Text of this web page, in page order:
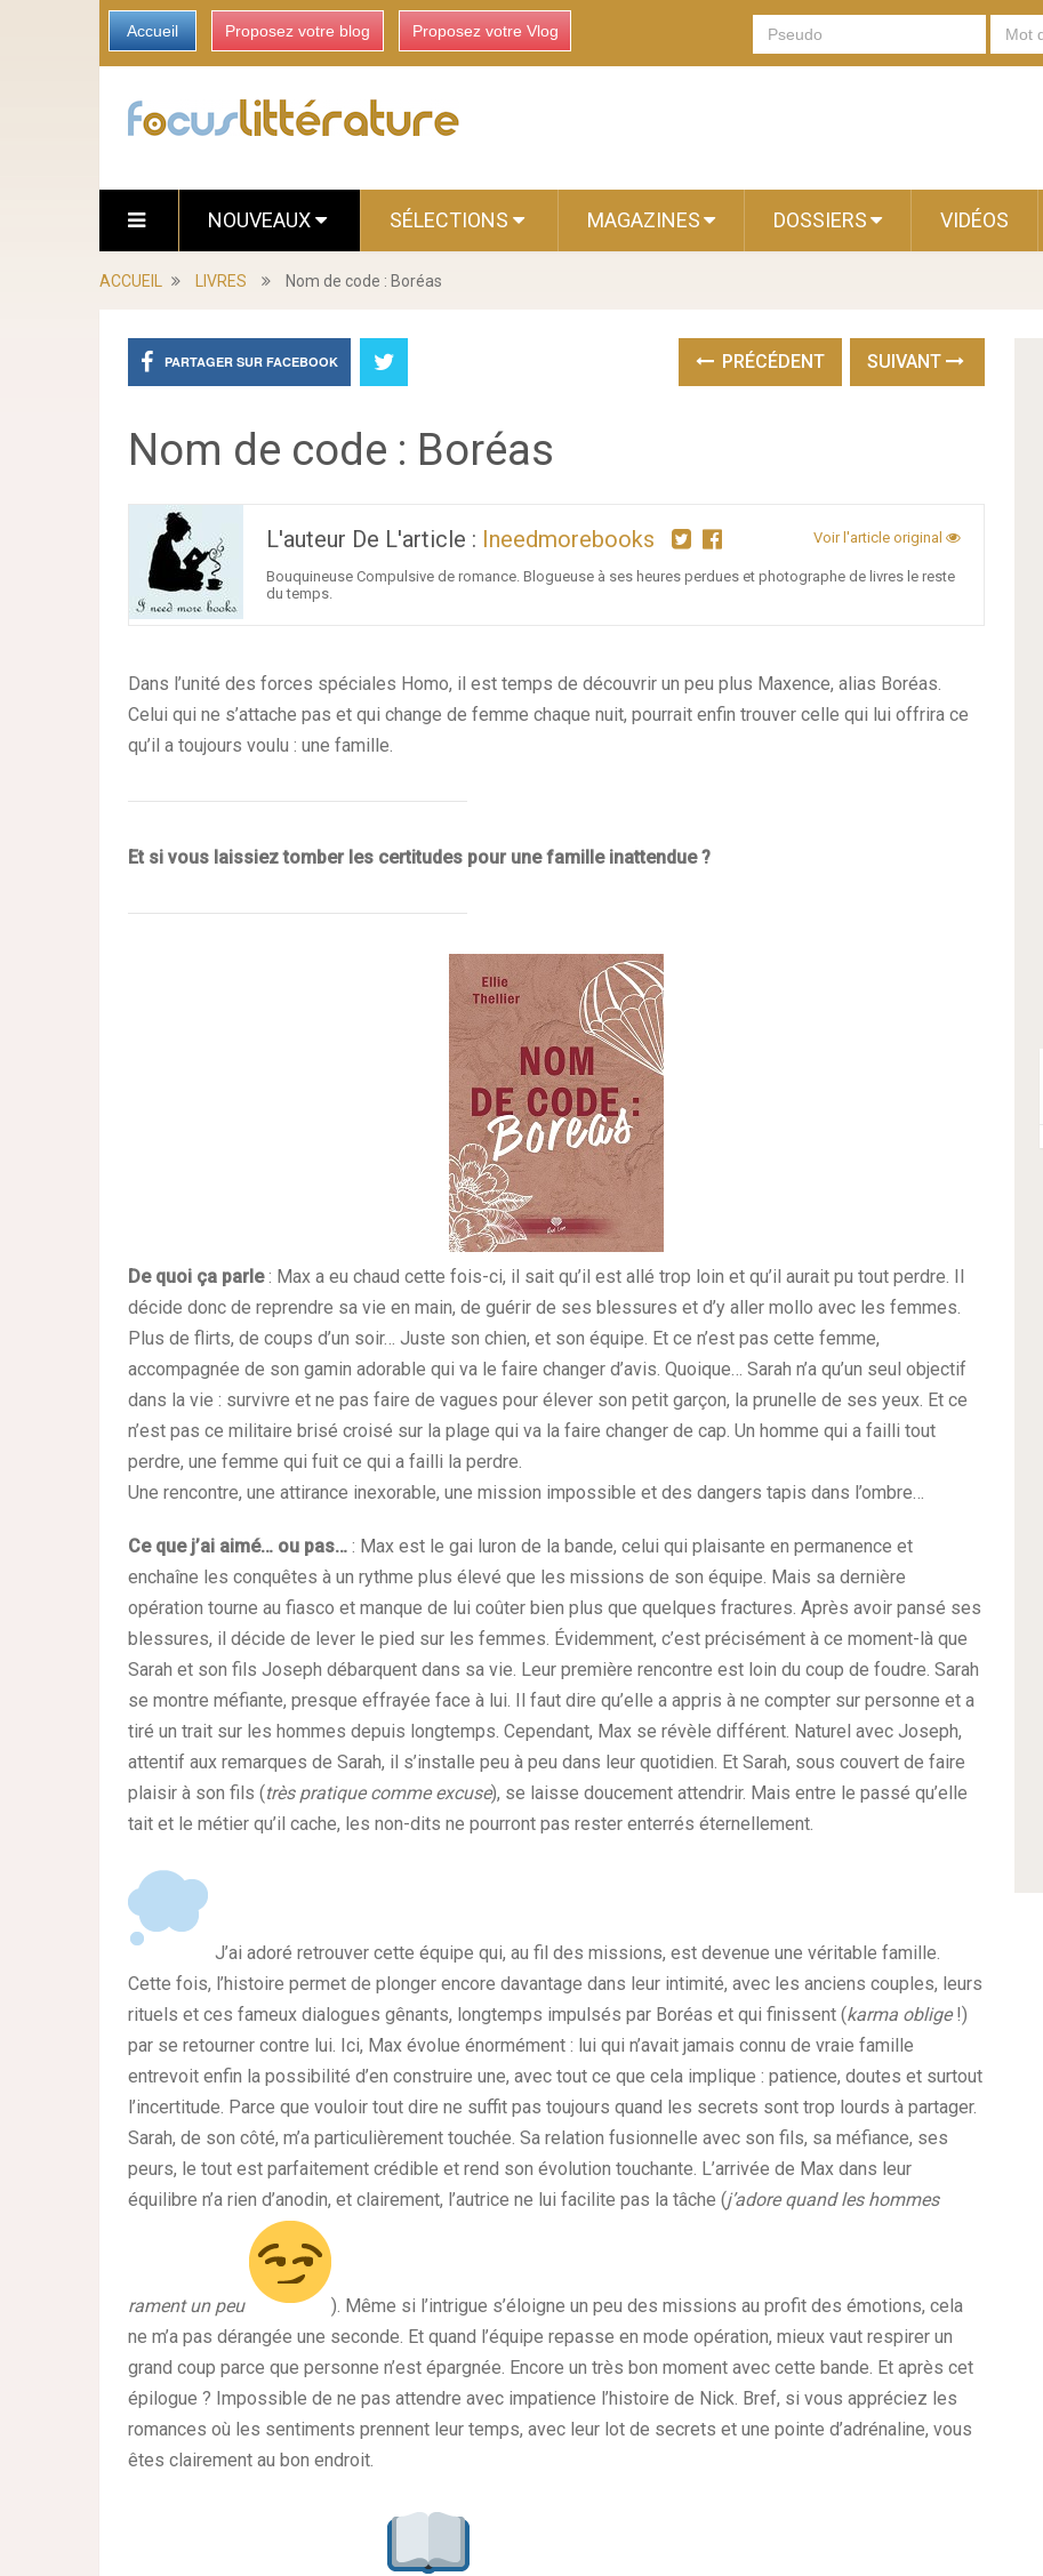
Accueil Proposez votre blog Proposez votre Vlog
NOUVEAUX SÉLECTIONS MAGAZINES DOSSIERS VIDÉOS
ACCUEIL LIVRES Nom de code : Boréas
PARTAGER SUR FACEBOOK PRÉCÉDENT SUIVANT
Nom de code : Boréas
L'auteur De L'article : Ineedmorebooks Voir l'article original
Bouquineuse Compulsive de romance. Blogueuse à ses heures perdues et photographe de livres le reste
du temps.
Dans l’unité des forces spéciales Homo, il est temps de découvrir un peu plus Maxence, alias Boréas.
Celui qui ne s’attache pas et qui change de femme chaque nuit, pourrait enfin trouver celle qui lui offrira ce
qu’il a toujours voulu : une famille.
Et si vous laissiez tomber les certitudes pour une famille inattendue ?
De quoi ça parle: Max a eu chaud cette fois-ci, il sait qu’il est allé trop loin et qu’il aurait pu tout perdre. Il
décide donc de reprendre sa vie en main, de guérir de ses blessures et d’y aller mollo avec les femmes.
Plus de flirts, de coups d’un soir… Juste son chien, et son équipe. Et ce n’est pas cette femme,
accompagnée de son gamin adorable qui va le faire changer d’avis. Quoique… Sarah n’a qu’un seul objectif
dans la vie : survivre et ne pas faire de vagues pour élever son petit garçon, la prunelle de ses yeux. Et ce
n’est pas ce militaire brisé croisé sur la plage qui va la faire changer de cap. Un homme qui a failli tout
perdre, une femme qui fuit ce qui a failli la perdre.
Une rencontre, une attirance inexorable, une mission impossible et des dangers tapis dans l’ombre…
Ce que j’ai aimé… ou pas… : Max est le gai luron de la bande, celui qui plaisante en permanence et
enchaîne les conquêtes à un rythme plus élevé que les missions de son équipe. Mais sa dernière
opération tourne au fiasco et manque de lui coûter bien plus que quelques fractures. Après avoir pansé ses
blessures, il décide de lever le pied sur les femmes. Évidemment, c’est précisément à ce moment-là que
Sarah et son fils Joseph débarquent dans sa vie. Leur première rencontre est loin du coup de foudre. Sarah
se montre méfiante, presque effrayée face à lui. Il faut dire qu’elle a appris à ne compter sur personne et a
tiré un trait sur les hommes depuis longtemps. Cependant, Max se révèle différent. Naturel avec Joseph,
attentif aux remarques de Sarah, il s’installe peu à peu dans leur quotidien. Et Sarah, sous couvert de faire
plaisir à son fils (très pratique comme excuse), se laisse doucement attendrir. Mais entre le passé qu’elle
tait et le métier qu’il cache, les non-dits ne pourront pas rester enterrés éternellement.
J’ai adoré retrouver cette équipe qui, au fil des missions, est devenue une véritable famille.
Cette fois, l’histoire permet de plonger encore davantage dans leur intimité, avec les anciens couples, leurs
rituels et ces fameux dialogues gênants, longtemps impulsés par Boréas et qui finissent (karma oblige!)
par se retourner contre lui. Ici, Max évolue énormément : lui qui n’avait jamais connu de vraie famille
entrevoit enfin la possibilité d’en construire une, avec tout ce que cela implique : patience, doutes et surtout
l’incertitude. Parce que vouloir tout dire ne suffit pas toujours quand les secrets sont trop lourds à partager.
Sarah, de son côté, m’a particulièrement touchée. Sa relation fusionnelle avec son fils, sa méfiance, ses
peurs, le tout est parfaitement crédible et rend son évolution touchante. L’arrivée de Max dans leur
équilibre n’a rien d’anodin, et clairement, l’autrice ne lui facilite pas la tâche (j’adore quand les hommes
rament un peu
). Même si l’intrigue s’éloigne un peu des missions au profit des émotions, cela
ne m’a pas dérangée une seconde. Et quand l’équipe repasse en mode opération, mieux vaut respirer un
grand coup parce que personne n’est épargnée. Encore un très bon moment avec cette bande. Et après cet
épilogue ? Impossible de ne pas attendre avec impatience l’histoire de Nick. Bref, si vous appréciez les
romances où les sentiments prennent leur temps, avec leur lot de secrets et une pointe d’adrénaline, vous
êtes clairement au bon endroit.